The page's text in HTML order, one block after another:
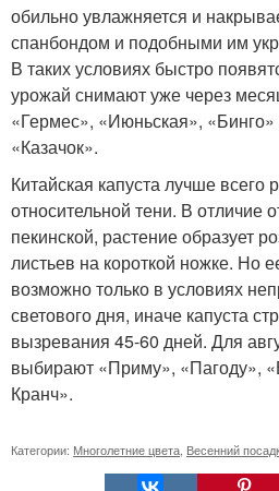
обильно увлажняется и
спанбондом и подобными им
В таких условиях быстро
урожай снимают уже через
«Гермес», «Июньская»,
«Казачок».
Китайская капуста лучше всего
относительной тени. В отличие
пекинской, растение образует
листьев на короткой ножке. Но
возможно только в условиях
светового дня, иначе капуста
вызревания 45-60 дней. Для
выбирают «Приму», «Пагоду»,
Кранч».
Категории: Многолетние цвета Весенний